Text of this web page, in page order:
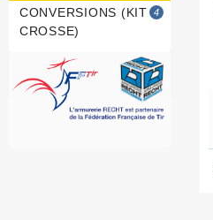
CONVERSIONS (KIT
CROSSE)
4